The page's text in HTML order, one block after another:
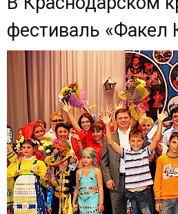
фестиваль «Факел